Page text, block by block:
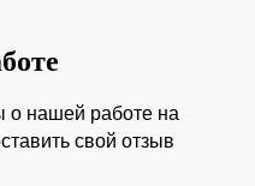
о нашей работе на
свой отзыв